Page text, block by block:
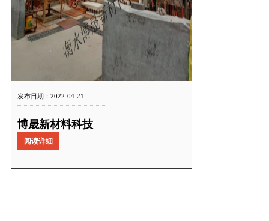
发布日期：2022-04-21
博晟新材料科技
阅读详细